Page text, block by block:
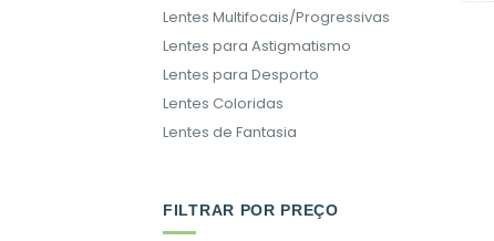
Lentes Multifocais/Progressivas
Lentes para Astigmatismo
Lentes para Desporto
Lentes Coloridas
Lentes de Fantasia
FILTRAR POR PREÇO